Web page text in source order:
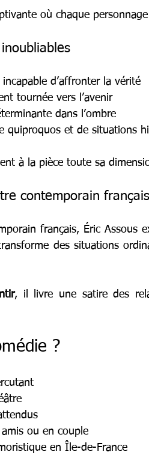
où chaque
d’affronter la vérité
tournée vers l’avenir
dans l’ombre
quiproquos et de situations
à la pièce toute sa
contemporain français
français, Éric Assous
des situations
, il livre une satire des
?
ou en couple
en Île-de-France